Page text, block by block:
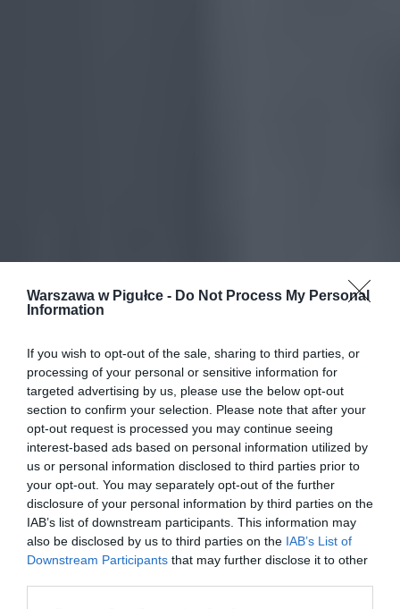
Warszawa w Pigułce - Do Not Process My Personal
Information
If you wish to opt-out of the sale, sharing to third parties, or
processing of your personal or sensitive information for
targeted advertising by us, please use the below opt-out
section to confirm your selection. Please note that after your
opt-out request is processed you may continue seeing
interest-based ads based on personal information utilized by
us or personal information disclosed to third parties prior to
your opt-out. You may separately opt-out of the further
disclosure of your personal information by third parties on the
IAB’s list of downstream participants. This information may
also be disclosed by us to third parties on the IAB’s List of
Downstream Participants that may further disclose it to other